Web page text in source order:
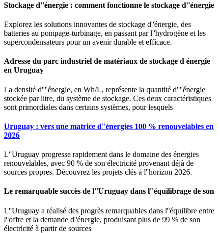
Stockage d''énergie : comment fonctionne le stockage d''énergie
Explorez les solutions innovantes de stockage d''énergie, des
batteries au pompage-turbinage, en passant par l''hydrogène et les
supercondensateurs pour un avenir durable et efficace.
Adresse du parc industriel de matériaux de stockage d énergie
en Uruguay
La densité d''''énergie, en Wh/L, représente la quantité d''''énergie
stockée par litre, du système de stockage. Ces deux caractéristiques
sont primordiales dans certains systèmes, pour lesquels
Uruguay : vers une matrice d''énergies 100 % renouvelables en
2026
L''Uruguay progresse rapidement dans le domaine des énergies
renouvelables, avec 90 % de son électricité provenant déjà de
sources propres. Découvrez les projets clés à l''horizon 2026.
Le remarquable succès de l''Uruguay dans l''équilibrage de son
L''Uruguay a réalisé des progrès remarquables dans l''équilibre entre
l''offre et la demande d''énergie, produisant plus de 99 % de son
électricité à partir de sources